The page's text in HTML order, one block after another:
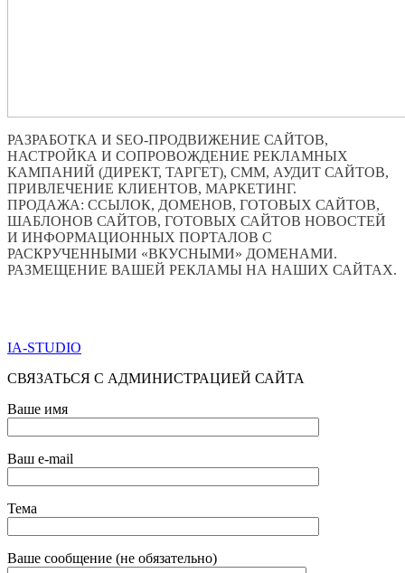
РАЗРАБОТКА И SEO-ПРОДВИЖЕНИЕ САЙТОВ,
НАСТРОЙКА И СОПРОВОЖДЕНИЕ РЕКЛАМНЫХ
КАМПАНИЙ (ДИРЕКТ, ТАРГЕТ), СММ, АУДИТ САЙТОВ,
ПРИВЛЕЧЕНИЕ КЛИЕНТОВ, МАРКЕТИНГ.
ПРОДАЖА: ССЫЛОК, ДОМЕНОВ, ГОТОВЫХ САЙТОВ,
ШАБЛОНОВ САЙТОВ, ГОТОВЫХ САЙТОВ НОВОСТЕЙ
И ИНФОРМАЦИОННЫХ ПОРТАЛОВ С
РАСКРУЧЕННЫМИ «ВКУСНЫМИ» ДОМЕНАМИ.
РАЗМЕЩЕНИЕ ВАШЕЙ РЕКЛАМЫ НА НАШИХ САЙТАХ.
IA-STUDIO
СВЯЗАТЬСЯ С АДМИНИСТРАЦИЕЙ САЙТА
Ваше имя
Ваш e-mail
Тема
Ваше сообщение (не обязательно)